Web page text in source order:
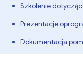
Szkolenie
Prezentacje
Dokumentacja